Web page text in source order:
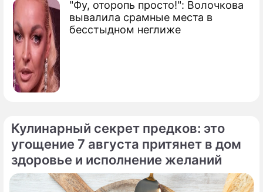
"Фу, оторопь просто!": Волочкова
вывалила срамные места в
бесстыдном неглиже
Кулинарный секрет предков: это
угощение 7 августа притянет в дом
здоровье и исполнение желаний